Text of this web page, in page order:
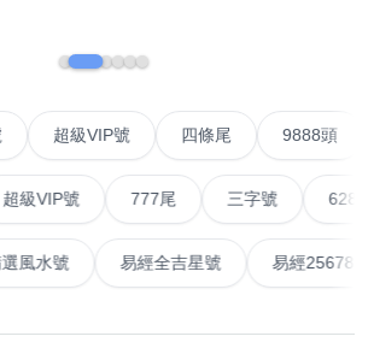
5 無7無8無9
清除全部分類
搜尋
熱門號 超級VIP號 四條尾
號 777尾 三字號 6288頭
精選風水號 易經全吉星號